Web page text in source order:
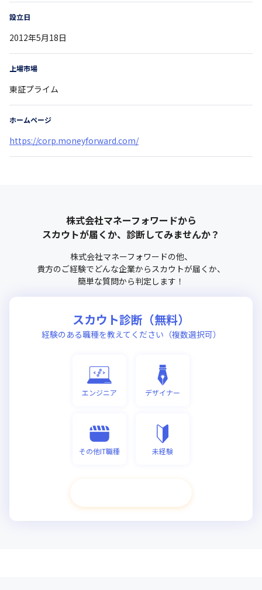
設立日
2012年5月18日
上場市場
東証プライム
ホームページ
https://corp.moneyforward.com/
株式会社マネーフォワードから
スカウトが届くか、診断してみませんか？
株式会社マネーフォワードの他、
貴方のご経験でどんな企業からスカウトが届くか、
簡単な質問から判定します！
スカウト診断（無料）
経験のある職種を教えてください（複数選択可）
エンジニア デザイナー
その他IT職種 未経験